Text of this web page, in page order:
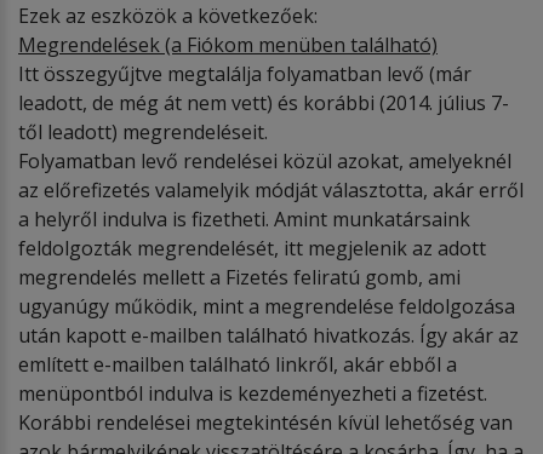
Ezek az eszközök a következőek:
Megrendelések(a Fiókom menüben található)
Itt összegyűjtve megtalálja folyamatban levő (már
leadott, de még át nem vett) és korábbi (2014. július 7-
től leadott) megrendeléseit.
Folyamatban levő rendelései közül azokat, amelyeknél
az előrefizetés valamelyik módját választotta, akár erről
a helyről indulva is fizetheti. Amint munkatársaink
feldolgozták megrendelését, itt megjelenik az adott
megrendelés mellett a Fizetés feliratú gomb, ami
ugyanúgy működik, mint a megrendelése feldolgozása
után kapott e-mailben található hivatkozás. Így akár az
említett e-mailben található linkről, akár ebből a
menüpontból indulva is kezdeményezheti a fizetést.
Korábbi rendelései megtekintésén kívül lehetőség van